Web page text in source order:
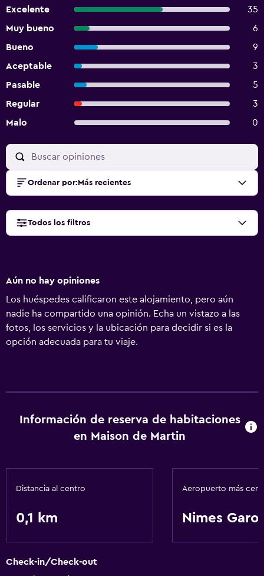
Excelente
35
Muy bueno
6
Bueno
9
Aceptable
3
Pasable
5
Regular
3
Malo
0
Ordenar por: Más recientes
Todos los filtros
Aún no hay opiniones
Los huéspedes calificaron este alojamiento, pero aún
nadie ha compartido una opinión. Echa un vistazo a las
fotos, los servicios y la ubicación para decidir si es la
opción adecuada para tu viaje.
Información de reserva de habitaciones
en Maison de Martin
Distancia al centro
0,1 km
Aeropuerto más
Nimes
Check-in/Check-out